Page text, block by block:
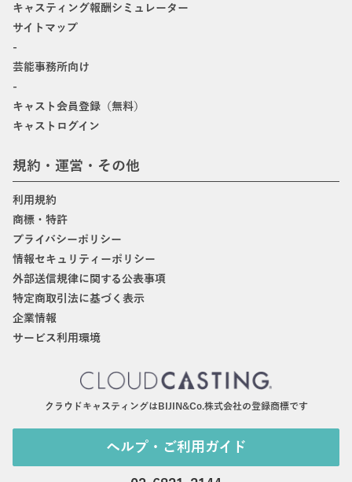
キャスティング報酬シミュレーター
サイトマップ
-
芸能事務所向け
-
キャスト会員登録（無料）
キャストログイン
規約・運営・その他
利用規約
商標・特許
プライバシーポリシー
情報セキュリティーポリシー
外部送信規律に関する公表事項
特定商取引法に基づく表示
企業情報
サービス利用環境
クラウドキャスティングはBIJIN&Co.株式会社の登録商標です
ヘルプ・ご利用ガイド